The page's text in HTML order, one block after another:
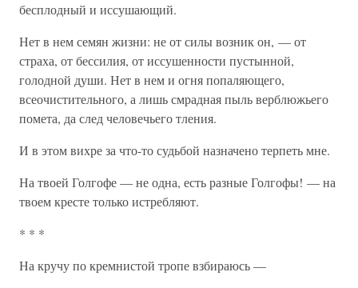
бесплодный и иссушающий.
Нет в нем семян жизни: не от силы возник он, — от
страха, от бессилия, от иссушенности пустынной,
голодной души. Нет в нем и огня попаляющего,
всеочистительного, а лишь смрадная пыль верблюжьего
помета, да след человечьего тления.
И в этом вихре за что-то судьбой назначено терпеть мне.
На твоей Голгофе — не одна, есть разные Голгофы! — на
твоем кресте только истребляют.
* * *
На кручу по кремнистой тропе взбираюсь —